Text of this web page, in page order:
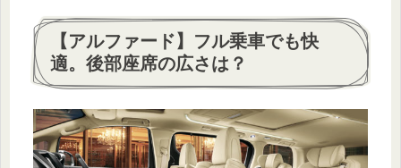
【アルファード】フル乗車でも快
適。後部座席の広さは？